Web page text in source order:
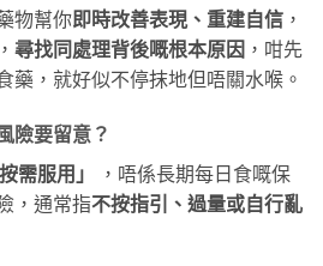
物幫你即時改善表現、重建自信 ，
尋找同處理背後嘅根本原因 ，咁先
藥，就好似不停抹地但唔關水喉。
險要留意？
按需服用」
​ ，唔係長期每日食嘅保
，通常指不按指引、過量或自行亂